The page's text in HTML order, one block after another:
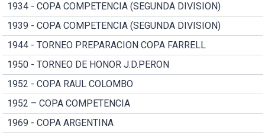
1934 - COPA COMPETENCIA (SEGUNDA DIVISION)
1939 - COPA COMPETENCIA (SEGUNDA DIVISION)
1944 - TORNEO PREPARACION COPA FARRELL
1950 - TORNEO DE HONOR J.D.PERON
1952 - COPA RAUL COLOMBO
1952 – COPA COMPETENCIA
1969 - COPA ARGENTINA